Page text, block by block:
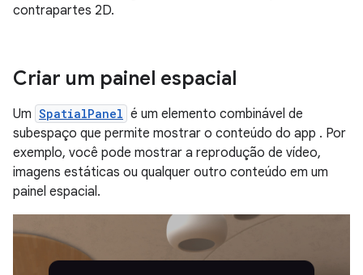
contrapartes 2D.
Criar um painel espacial
Um SpatialPanel é um elemento combinável de
subespaço que permite mostrar o conteúdo do app . Por
exemplo, você pode mostrar a reprodução de vídeo,
imagens estáticas ou qualquer outro conteúdo em um
painel espacial.